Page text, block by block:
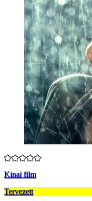
Kinai film
Tervezett